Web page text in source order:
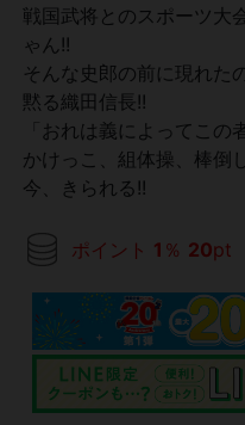
戦国武将とのスポーツ大
ゃん!!
そんな史郎の前に現れた
黙る織田信長!!
「おれは義によってこの
かけっこ、組体操、棒倒
今、きられる!!
ポイント 1 ％ 20pt